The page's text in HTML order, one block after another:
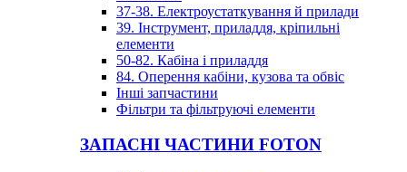
37-38. Електроустаткування й прилади
39. Інструмент, приладдя, кріпильні
елементи
50-82. Кабіна і приладдя
84. Оперення кабіни, кузова та обвіс
Інші запчастини
Фільтри та фільтруючі елементи
ЗАПАСНІ ЧАСТИНИ FOTON